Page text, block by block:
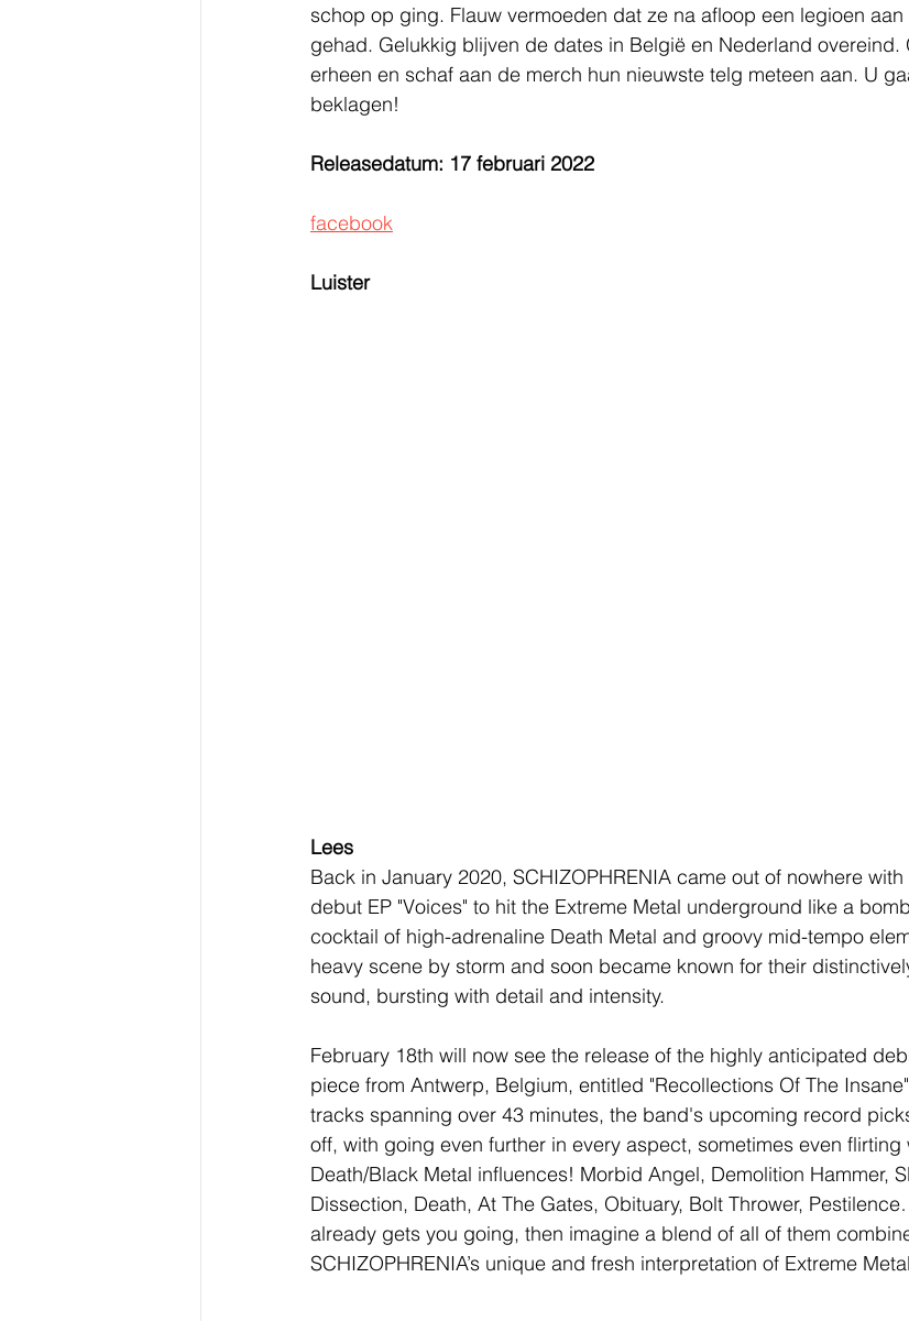
schop op ging. Flauw vermoeden dat ze na afloop een legioen
gehad. Gelukkig blijven de dates in België en Nederland overeind.
erheen en schaf aan de merch hun nieuwste telg meteen aan. U
beklagen!
Releasedatum: 17 februari 2022
facebook
Luister
Lees
Back in January 2020, SCHIZOPHRENIA came out of nowhere
debut EP "Voices" to hit the Extreme Metal underground like a
cocktail of high-adrenaline Death Metal and groovy mid-tempo
heavy scene by storm and soon became known for their
sound, bursting with detail and intensity.
February 18th will now see the release of the highly anticipated
piece from Antwerp, Belgium, entitled "Recollections Of The
tracks spanning over 43 minutes, the band's upcoming record
off, with going even further in every aspect, sometimes even
Death/Black Metal influences! Morbid Angel, Demolition Hammer,
Dissection, Death, At The Gates, Obituary, Bolt Thrower,
already gets you going, then imagine a blend of all of them
SCHIZOPHRENIA’s unique and fresh interpretation of Extreme